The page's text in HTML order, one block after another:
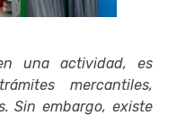
una actividad, es
mercantiles,
Sin embargo, existe